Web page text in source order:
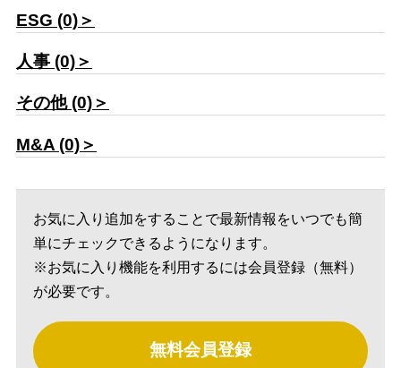
ESG (0)＞
人事 (0)＞
その他 (0)＞
M&A (0)＞
お気に入り追加をすることで最新情報をいつでも簡
単にチェックできるようになります。
※お気に入り機能を利用するには会員登録（無料）
が必要です。
無料会員登録